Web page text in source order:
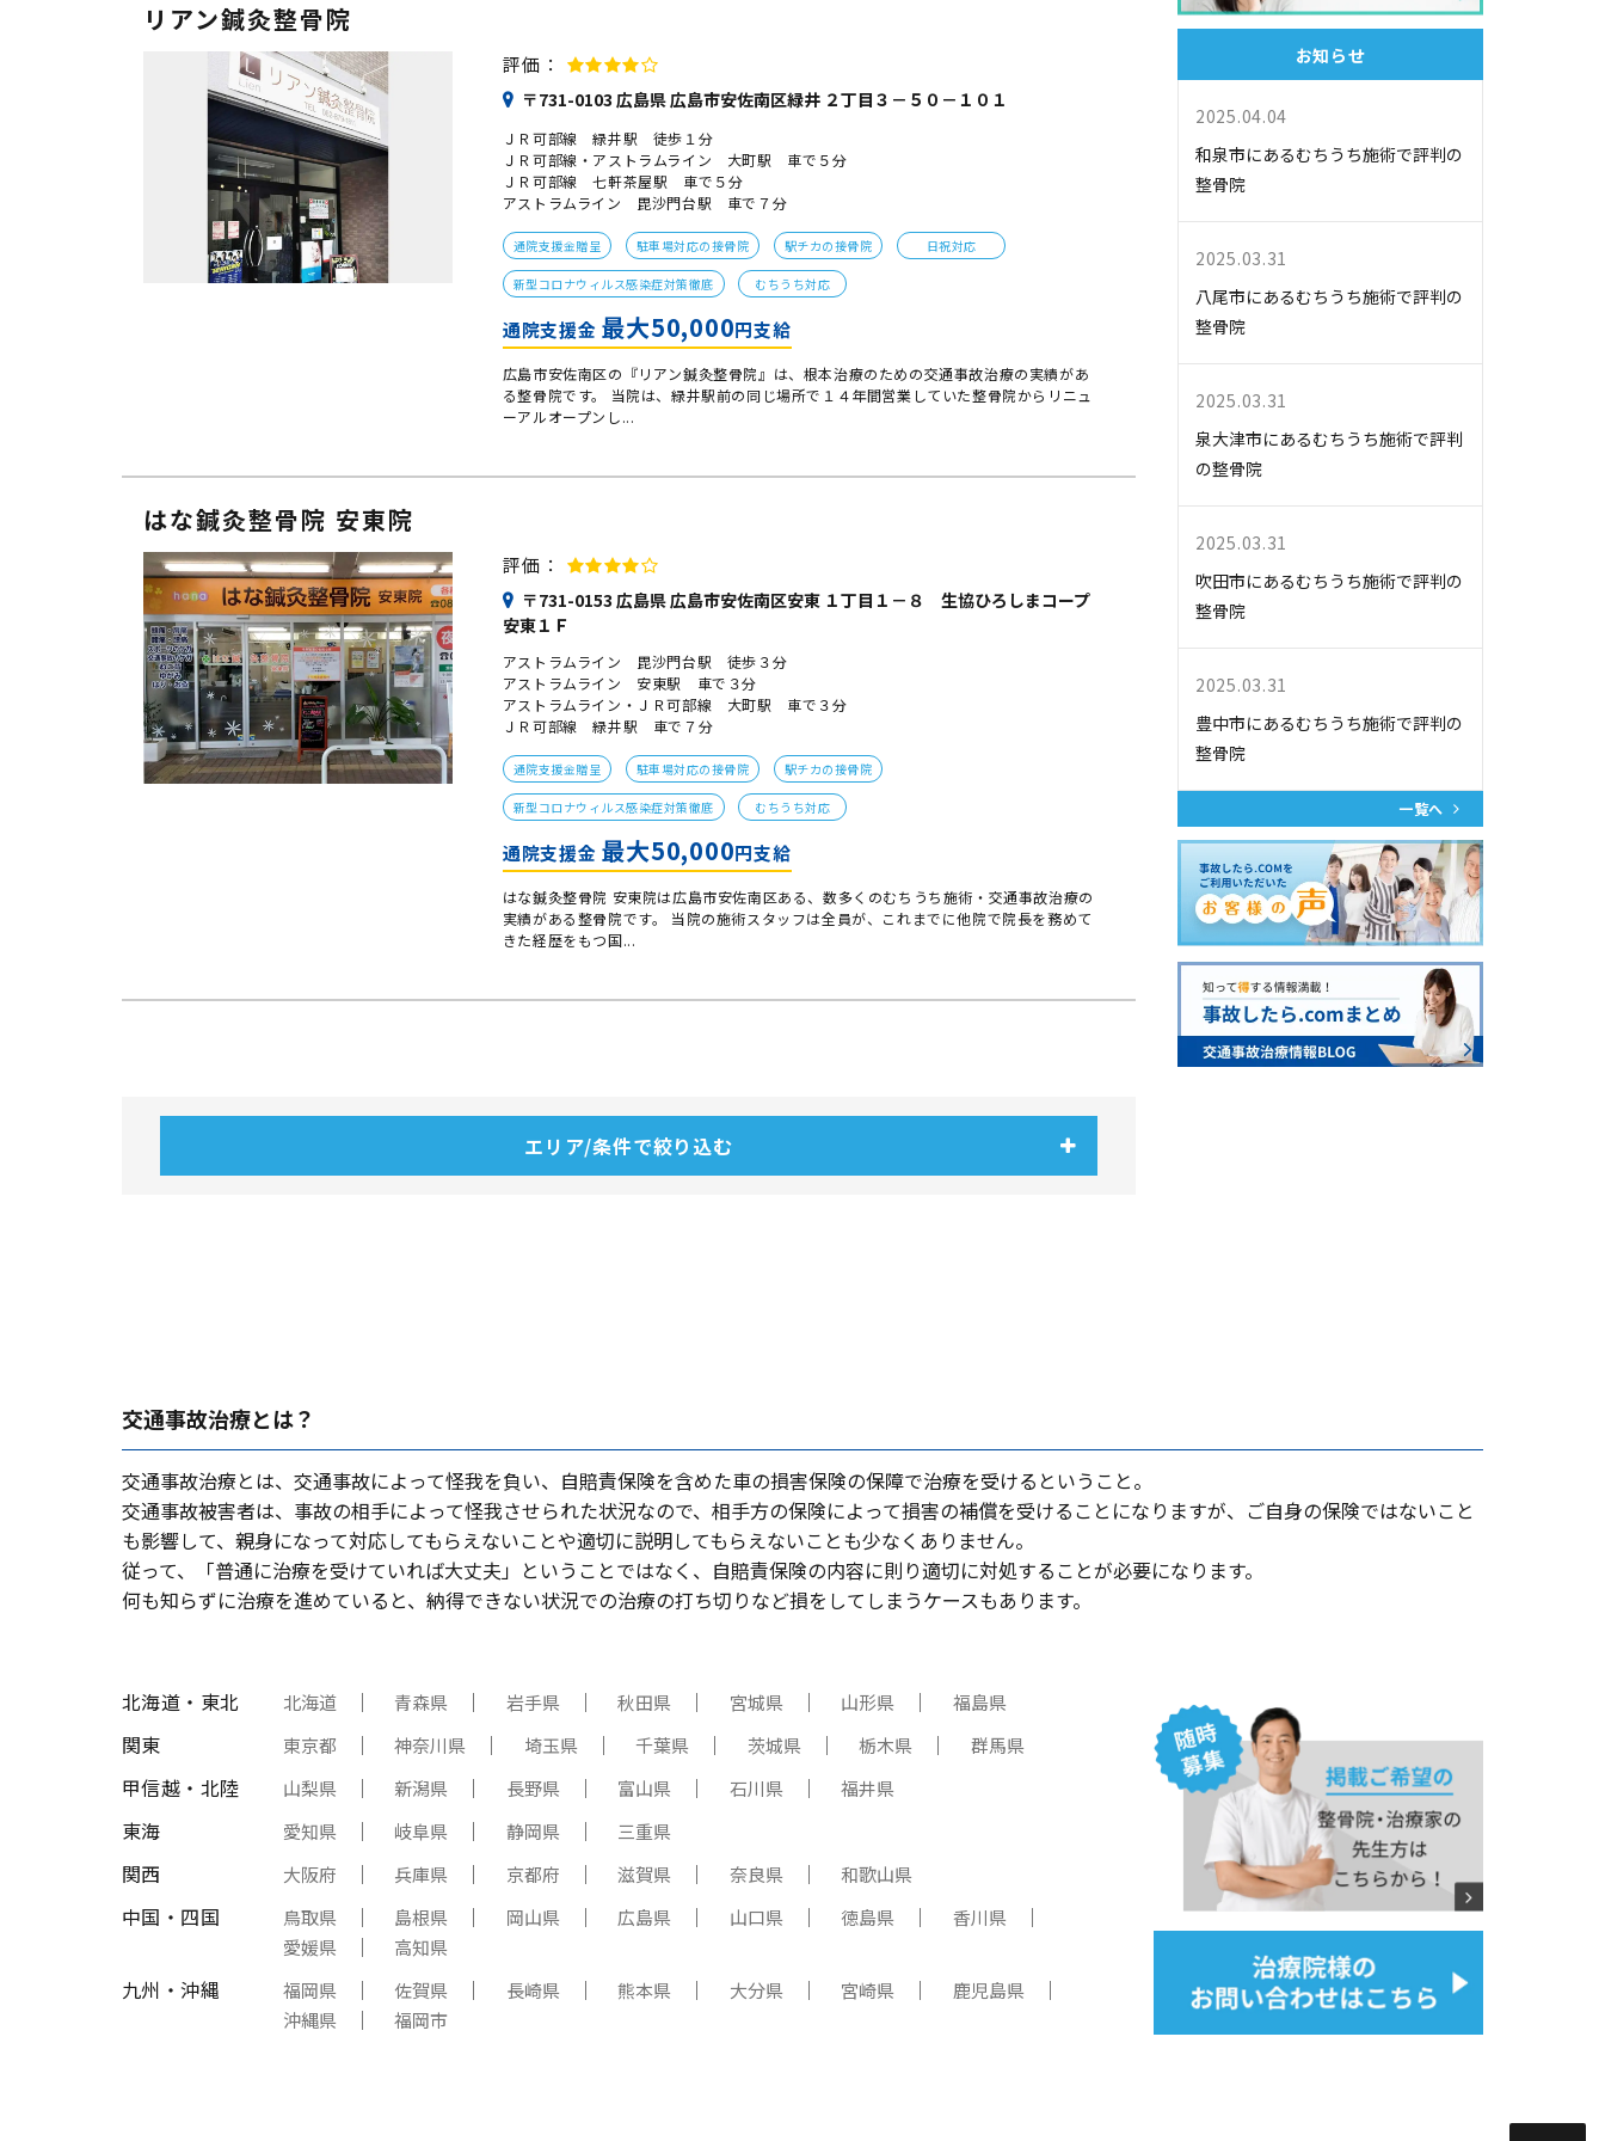
リアン鍼灸整骨院
評価：
〒731-0103 広島県 広島市安佐南区緑井 ２丁目３－５０－１０１
ＪＲ可部線 緑井駅 徒歩１分
ＪＲ可部線・アストラムライン 大町駅 車で５分
ＪＲ可部線 七軒茶屋駅 車で５分
アストラムライン 毘沙門台駅 車で７分
通院支援金贈呈 駐車場対応の接骨院 駅チカの接骨院 日祝対応
新型コロナウィルス感染症対策徹底 むちうち対応
通院支援金 最大50,000円支給
広島市安佐南区の『リアン鍼灸整骨院』は、根本治療のための交通事故治療の実績があ
る整骨院です。 当院は、緑井駅前の同じ場所で１４年間営業していた整骨院からリニュ
ーアルオープンし...
はな鍼灸整骨院 安東院
評価：
〒731-0153 広島県 広島市安佐南区安東 １丁目１－８ 生協ひろしまコープ
安東１Ｆ
アストラムライン 毘沙門台駅 徒歩３分
アストラムライン 安東駅 車で３分
アストラムライン・ＪＲ可部線 大町駅 車で３分
ＪＲ可部線 緑井駅 車で７分
通院支援金贈呈 駐車場対応の接骨院 駅チカの接骨院
新型コロナウィルス感染症対策徹底 むちうち対応
通院支援金 最大50,000円支給
はな鍼灸整骨院 安東院は広島市安佐南区ある、数多くのむちうち施術・交通事故治療の
実績がある整骨院です。 当院の施術スタッフは全員が、これまでに他院で院長を務めて
きた経歴をもつ国...
エリア/条件で絞り込む
お知らせ
2025.04.04
和泉市にあるむちうち施術で評判の
整骨院
2025.03.31
八尾市にあるむちうち施術で評判の
整骨院
2025.03.31
泉大津市にあるむちうち施術で評判
の整骨院
2025.03.31
吹田市にあるむちうち施術で評判の
整骨院
2025.03.31
豊中市にあるむちうち施術で評判の
整骨院
一覧へ
交通事故治療とは？
交通事故治療とは、交通事故によって怪我を負い、⾃賠責保険を含めた⾞の損害保険の保障で治療を受けるということ。
交通事故被害者は、事故の相⼿によって怪我させられた状況なので、相⼿⽅の保険によって損害の補償を受けることになりますが、ご⾃⾝の保険ではないこと
も影響して、親⾝になって対応してもらえないことや適切に説明してもらえないことも少なくありません。
従って、「普通に治療を受けていれば⼤丈夫」ということではなく、⾃賠責保険の内容に則り適切に対処することが必要になります。
何も知らずに治療を進めていると、納得できない状況での治療の打ち切りなど損をしてしまうケースもあります。
北海道・東北 北海道 青森県 岩手県 秋田県 宮城県 山形県 福島県
関東 東京都 神奈川県 埼玉県 千葉県 茨城県 栃木県 群馬県
甲信越・北陸 山梨県 新潟県 長野県 富山県 石川県 福井県
東海 愛知県 岐阜県 静岡県 三重県
関西 大阪府 兵庫県 京都府 滋賀県 奈良県 和歌山県
中国・四国 鳥取県 島根県 岡山県 広島県 山口県 徳島県
香川県
愛媛県
高知県
九州・沖縄 福岡県 佐賀県 長崎県 熊本県 大分県 宮崎県
鹿児島県
沖縄県
福岡市